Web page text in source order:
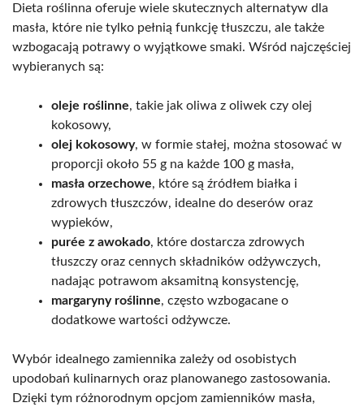
Dieta roślinna oferuje wiele skutecznych alternatyw dla
masła, które nie tylko pełnią funkcję tłuszczu, ale także
wzbogacają potrawy o wyjątkowe smaki. Wśród najczęściej
wybieranych są:
oleje roślinne, takie jak oliwa z oliwek czy olej
kokosowy,
olej kokosowy, w formie stałej, można stosować w
proporcji około 55 g na każde 100 g masła,
masła orzechowe, które są źródłem białka i
zdrowych tłuszczów, idealne do deserów oraz
wypieków,
purée z awokado, które dostarcza zdrowych
tłuszczy oraz cennych składników odżywczych,
nadając potrawom aksamitną konsystencję,
margaryny roślinne, często wzbogacane o
dodatkowe wartości odżywcze.
Wybór idealnego zamiennika zależy od osobistych
upodobań kulinarnych oraz planowanego zastosowania.
Dzięki tym różnorodnym opcjom zamienników masła,